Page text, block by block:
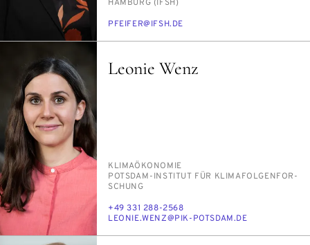
HAM­BURG (IFSH)
E-
PFEI­FER@IFSH.DE
Leonie Wenz
PERSON_RESEARCH_SUBJECT
KLI­MA­ÖKO­NO­MIE
INSTITUTION
POTS­DAM-IN­STI­TUT FÜR KLI­MA­FOL­GEN­FOR­
SCHUNG
TELEFON
+49 331 288-2568
E-
LEO­NIE.WENZ@PIK-POTS­DAM.DE